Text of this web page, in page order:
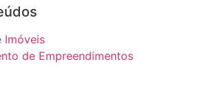
Imóveis
de Empreendimentos